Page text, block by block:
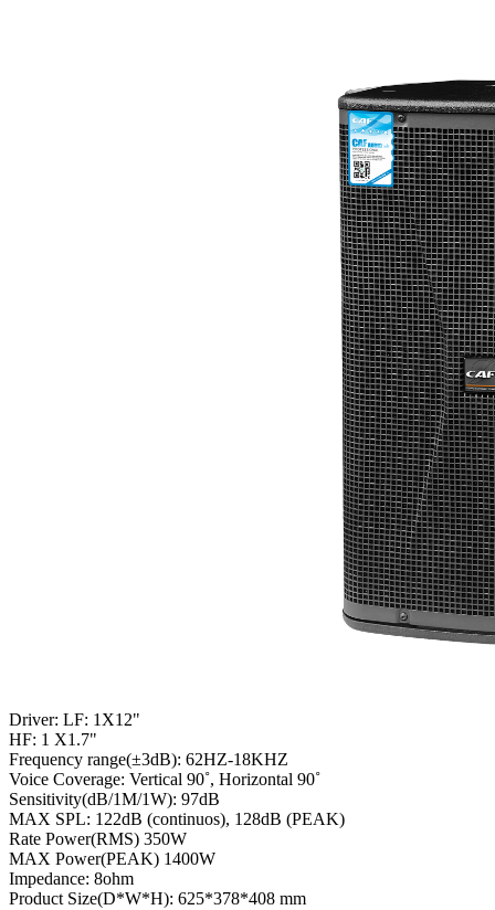
Driver: LF: 1X12"
HF: 1 X1.7"
Frequency range(±3dB): 62HZ-18KHZ
Voice Coverage: Vertical 90˚, Horizontal 90˚
Sensitivity(dB/1M/1W): 97dB
MAX SPL: 122dB (continuos), 128dB (PEAK)
Rate Power(RMS) 350W
MAX Power(PEAK) 1400W
Impedance: 8ohm
Product Size(D*W*H): 625*378*408 mm